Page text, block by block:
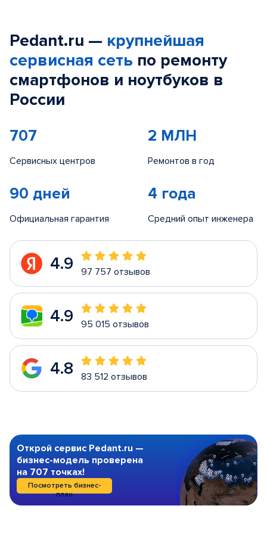
Pedant.ru — крупнейшая
сервисная сеть по ремонту
смартфонов и ноутбуков в
России
707
Сервисных центров
2 МЛН
Ремонтов в год
90 дней
Официальная гарантия
4 года
Средний опыт инженера
4.9 97 757 отзывов
4.9 95 015 отзывов
4.8 83 512 отзывов
Открой сервис Pedant.ru —
бизнес-модель проверена
на 707 точках!
Посмотреть бизнес-
план